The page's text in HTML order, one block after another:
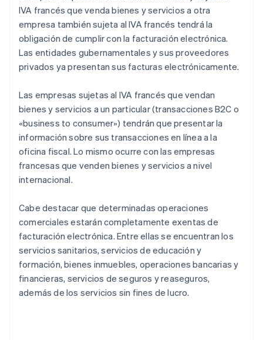
IVA francés que venda bienes y servicios a otra
empresa también sujeta al IVA francés tendrá la
obligación de cumplir con la facturación electrónica.
Las entidades gubernamentales y sus proveedores
privados ya presentan sus facturas electrónicamente.
Las empresas sujetas al IVA francés que vendan
bienes y servicios a un particular (transacciones B2C o
«business to consumer») tendrán que presentar la
información sobre sus transacciones en línea a la
oficina fiscal. Lo mismo ocurre con las empresas
francesas que venden bienes y servicios a nivel
internacional.
Cabe destacar que determinadas operaciones
comerciales estarán completamente exentas de
facturación electrónica. Entre ellas se encuentran los
servicios sanitarios, servicios de educación y
formación, bienes inmuebles, operaciones bancarias y
financieras, servicios de seguros y reaseguros,
además de los servicios sin fines de lucro.